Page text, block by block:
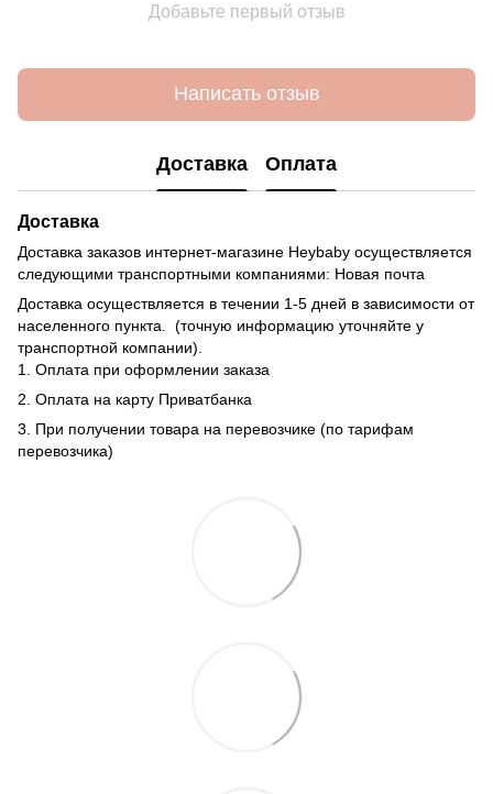
Добавьте первый отзыв
Написать отзыв
Доставка Оплата
Доставка
Доставка заказов интернет-магазине Heybaby осуществляется
следующими транспортными компаниями: Новая почта
Доставка осуществляется в течении 1-5 дней в зависимости от
населенного пункта. (точную информацию уточняйте у
транспортной компании).
1. Оплата при оформлении заказа
2. Оплата на карту Приватбанка
3. При получении товара на перевозчике (по тарифам
перевозчика)